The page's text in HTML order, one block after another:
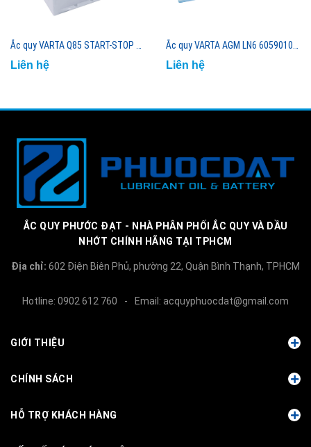
Ắc quy VARTA Q85 START-STOP 12V-65AH (95D23L)
Liên hệ
Ắc quy VARTA AGM LN6 605901095 12V - 105AH (ECO) (GERMANY)
Liên hệ
ẮC QUY PHƯỚC ĐẠT - NHÀ PHÂN PHỐI ẮC QUY VÀ DẦU
NHỚT CHÍNH HÃNG TẠI TPHCM
Địa chỉ: 602 Điện Biên Phủ, phường 22, Quận Bình Thạnh, TPHCM
Hotline: 0902 612 760 - Email: acquyphuocdat@gmail.com
GIỚI THIỆU
CHÍNH SÁCH
HỖ TRỢ KHÁCH HÀNG